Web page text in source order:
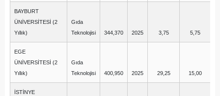
BAYBURT
ÜNİVERSİTESİ (2
Yıllık)
Gıda
Teknolojisi
344,370 2025 3,75 5,75
EGE
ÜNİVERSİTESİ (2
Yıllık)
Gıda
Teknolojisi
400,950 2025 29,25 15,00
İSTİNYE